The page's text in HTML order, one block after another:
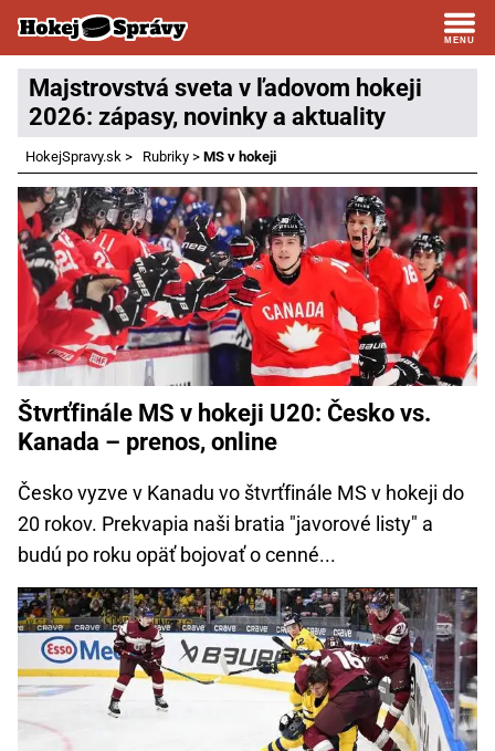
Majstrovstvá sveta v ľadovom hokeji
2026: zápasy, novinky a aktuality
HokejSpravy.sk > Rubriky > MS v hokeji
Štvrťfinále MS v hokeji U20: Česko vs.
Kanada – prenos, online
Česko vyzve v Kanadu vo štvrťfinále MS v hokeji do
20 rokov. Prekvapia naši bratia "javorové listy" a
budú po roku opäť bojovať o cenné...